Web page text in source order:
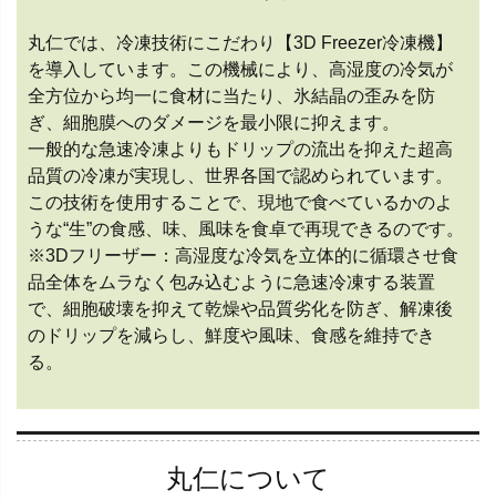
丸仁では、冷凍技術にこだわり【3D Freezer冷凍機】
を導入しています。この機械により、高湿度の冷気が
全方位から均一に食材に当たり、氷結晶の歪みを防
ぎ、細胞膜へのダメージを最小限に抑えます。
一般的な急速冷凍よりもドリップの流出を抑えた超高
品質の冷凍が実現し、世界各国で認められています。
この技術を使用することで、現地で食べているかのよ
うな“生”の食感、味、風味を食卓で再現できるのです。
※3Dフリーザー：高湿度な冷気を立体的に循環させ食
品全体をムラなく包み込むように急速冷凍する装置
で、細胞破壊を抑えて乾燥や品質劣化を防ぎ、解凍後
のドリップを減らし、鮮度や風味、食感を維持でき
る。
丸仁について